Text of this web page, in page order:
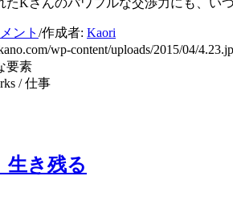
たKさんのパワフルな交渉力にも、い
ント /作成者: Kaori
wp-content/uploads/2015/04/
要素
/ 仕事
生き残る